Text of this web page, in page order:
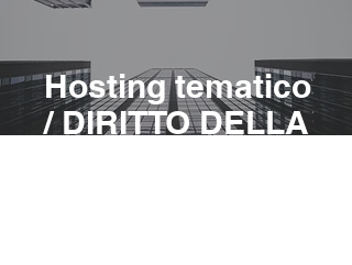
Hosting tematico
/ DIRITTO DELLA